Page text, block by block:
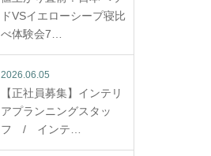
ドVSイエローシープ寝比
べ体験会7…
2026.06.05
【正社員募集】インテリ
アプランニングスタッ
フ / インテ…